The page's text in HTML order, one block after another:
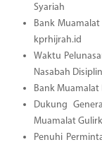
Syariah
Bank
kprhijrah.id
Waktu
Nasabah
Bank
Dukung
Muamalat
Penuhi